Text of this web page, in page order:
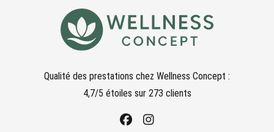
Qualité des prestations chez Wellness Concept :
4,7/5 étoiles sur 273 clients